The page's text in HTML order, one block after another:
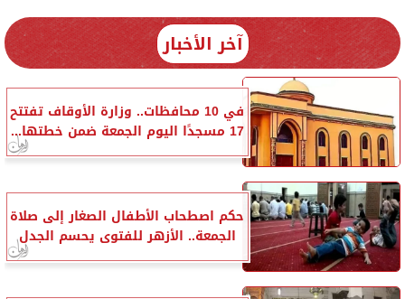
آخر الأخبار
في 10 محافظات.. وزارة الأوقاف تفتتح
17 مسجدًا اليوم الجمعة ضمن خطتها...
حكم اصطحاب الأطفال الصغار إلى صلاة
الجمعة.. الأزهر للفتوى يحسم الجدل